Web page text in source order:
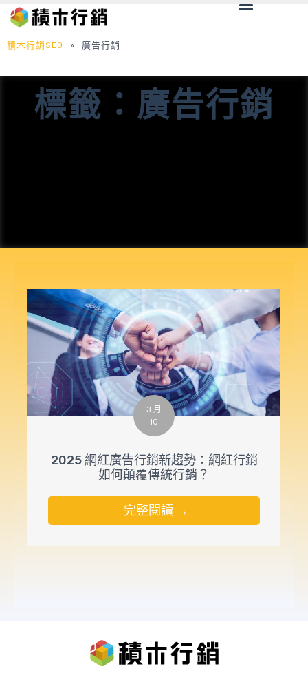
至
主
內
Menu
積木行銷SEO » 廣告行銷
標籤：廣告行銷
3 月
10
2025 網紅廣告行銷新趨勢：網紅行銷
如何顛覆傳統行銷？
完整閱讀 →